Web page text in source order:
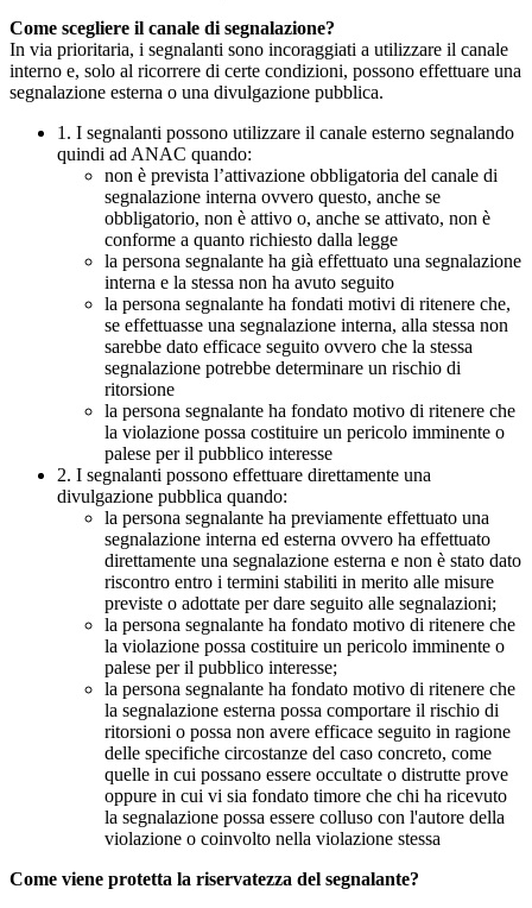
Come scegliere il canale di segnalazione?
In via prioritaria, i segnalanti sono incoraggiati a utilizzare il canale
interno e, solo al ricorrere di certe condizioni, possono effettuare una
segnalazione esterna o una divulgazione pubblica.
1. I segnalanti possono utilizzare il canale esterno segnalando
quindi ad ANAC quando:
non è prevista l’attivazione obbligatoria del canale di
segnalazione interna ovvero questo, anche se
obbligatorio, non è attivo o, anche se attivato, non è
conforme a quanto richiesto dalla legge
la persona segnalante ha già effettuato una segnalazione
interna e la stessa non ha avuto seguito
la persona segnalante ha fondati motivi di ritenere che,
se effettuasse una segnalazione interna, alla stessa non
sarebbe dato efficace seguito ovvero che la stessa
segnalazione potrebbe determinare un rischio di
ritorsione
la persona segnalante ha fondato motivo di ritenere che
la violazione possa costituire un pericolo imminente o
palese per il pubblico interesse
2. I segnalanti possono effettuare direttamente una
divulgazione pubblica quando:
la persona segnalante ha previamente effettuato una
segnalazione interna ed esterna ovvero ha effettuato
direttamente una segnalazione esterna e non è stato dato
riscontro entro i termini stabiliti in merito alle misure
previste o adottate per dare seguito alle segnalazioni;
la persona segnalante ha fondato motivo di ritenere che
la violazione possa costituire un pericolo imminente o
palese per il pubblico interesse;
la persona segnalante ha fondato motivo di ritenere che
la segnalazione esterna possa comportare il rischio di
ritorsioni o possa non avere efficace seguito in ragione
delle specifiche circostanze del caso concreto, come
quelle in cui possano essere occultate o distrutte prove
oppure in cui vi sia fondato timore che chi ha ricevuto
la segnalazione possa essere colluso con l'autore della
violazione o coinvolto nella violazione stessa
Come viene protetta la riservatezza del segnalante?